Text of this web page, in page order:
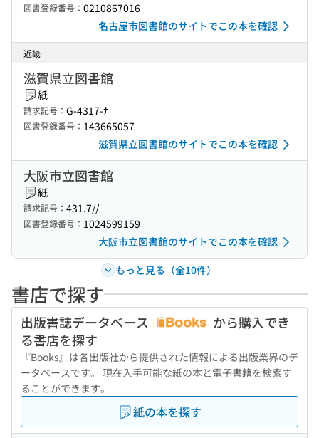
図書登録番号： 0210867016
名古屋市図書館のサイトでこの本を確認
近畿
滋賀県立図書館
紙
請求記号： G-4317-ﾅ
図書登録番号： 143665057
滋賀県立図書館のサイトでこの本を確認
大阪市立図書館
紙
請求記号： 431.7//
図書登録番号： 1024599159
大阪市立図書館のサイトでこの本を確認
もっと見る（全10件）
書店で探す
出版書誌データベース
から購入でき
る書店を探す
『Books』は各出版社から提供された情報による出版業界のデ
ータベースです。 現在入手可能な紙の本と電子書籍を検索す
ることができます。
紙の本を探す